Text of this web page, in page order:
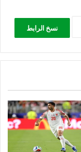
نسخ الرابط